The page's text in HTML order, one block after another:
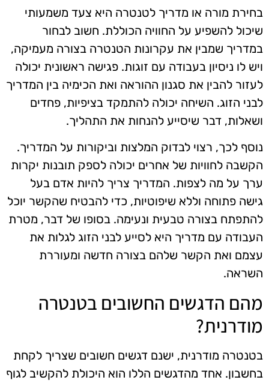
בחירת מורה או מדריך לטנטרה היא צעד משמעותי
שיכול להשפיע על החוויה הכוללת. חשוב לבחור
במדריך שמבין את עקרונות הטנטרה בצורה מעמיקה,
ויש לו ניסיון בעבודה עם זוגות. פגישה ראשונית יכולה
לעזור להבין את סגנון ההוראה ואת הכימיה בין המדריך
לבני הזוג. השיחה יכולה להתמקד בציפיות, פחדים
ושאלות, דבר שיסייע להנחות את התהליך.
נוסף לכך, רצוי לבדוק המלצות וביקורות על המדריך.
הקשבה לחוויות של אחרים יכולה לספק תובנות יקרות
ערך על מה לצפות. המדריך צריך להיות אדם בעל
גישה פתוחה וללא שיפוטיות, כדי להבטיח שהקשר יוכל
להתפתח בצורה טבעית ונעימה. בסופו של דבר, מטרת
העבודה עם מדריך היא לסייע לבני הזוג לגלות את
עצמם ואת הקשר שלהם בצורה חדשה ומעוררת
השראה.
מהם הדגשים החשובים בטנטרה
מודרנית?
בטנטרה מודרנית, ישנם דגשים חשובים שצריך לקחת
בחשבון. אחד מהדגשים הללו הוא היכולת להקשיב לגוף